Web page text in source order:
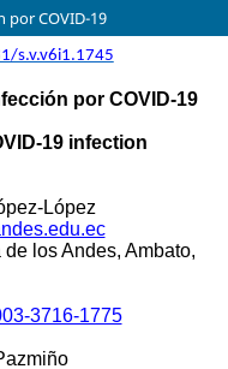
por COVID-19